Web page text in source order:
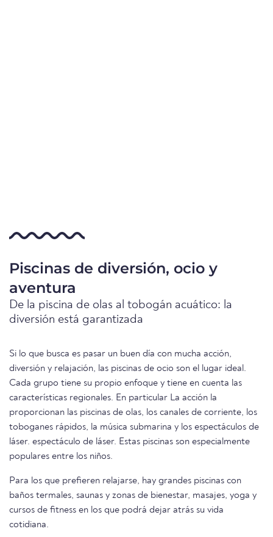
Piscinas de diversión, ocio y
aventura
De la piscina de olas al tobogán acuático: la
diversión está garantizada
Si lo que busca es pasar un buen día con mucha acción,
diversión y relajación, las piscinas de ocio son el lugar ideal.
Cada grupo tiene su propio enfoque y tiene en cuenta las
características regionales. En particular La acción la
proporcionan las piscinas de olas, los canales de corriente, los
toboganes rápidos, la música submarina y los espectáculos de
láser. espectáculo de láser. Estas piscinas son especialmente
populares entre los niños.
Para los que prefieren relajarse, hay grandes piscinas con
baños termales, saunas y zonas de bienestar, masajes, yoga y
cursos de fitness en los que podrá dejar atrás su vida
cotidiana.